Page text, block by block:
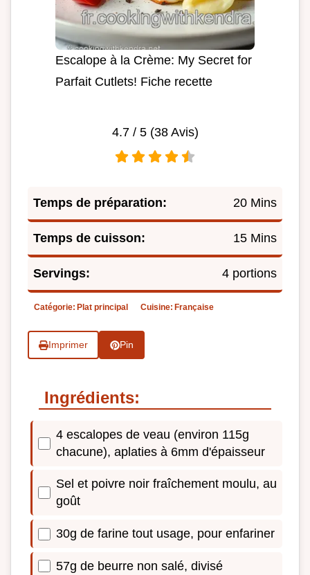
Escalope à la Crème: My Secret for
Parfait Cutlets! Fiche recette
4.7/ 5 (38Avis)
Temps de préparation: 20 Mins
Temps de cuisson: 15 Mins
Servings: 4 portions
Catégorie: Plat principal Cuisine: Française
Imprimer Pin
Ingrédients:
4 escalopes de veau (environ 115g
chacune), aplaties à 6mm d'épaisseur
Sel et poivre noir fraîchement moulu, au
goût
30g de farine tout usage, pour enfariner
57g de beurre non salé, divisé